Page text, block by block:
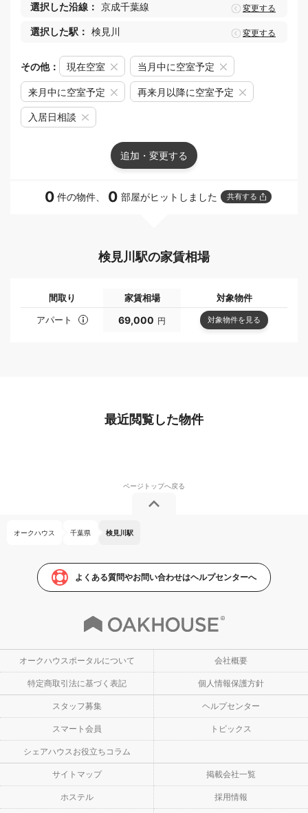
選択した沿線： 京成千葉線 変更する
選択した駅： 検見川 変更する
その他： 現在空室 当月中に空室予定
来月中に空室予定 再来月以降に空室予定
入居日相談
追加・変更する
0 件の物件、 0 部屋がヒットしました 共有する
検見川駅の家賃相場
間取り 家賃相場
対象物件
アパート
69,000 円 対象物件を見る
最近閲覧した物件
オークハウス 千葉県 検見川駅
よくある質問やお問い合わせはヘルプセンターへ
オークハウスポータルについて 会社概要
特定商取引法に基づく表記 個人情報保護方針
スタッフ募集 ヘルプセンター
スマート会員 トピックス
シェアハウスお役立ちコラム
サイトマップ 掲載会社一覧
ホステル 採用情報